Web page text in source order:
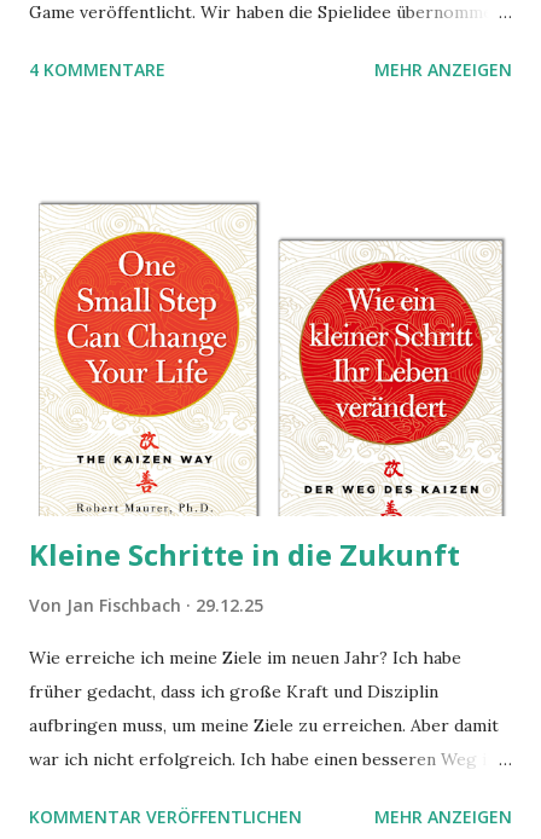
Game veröffentlicht. Wir haben die Spielidee übernommen,
benutzen wir Material aus Grzegorz Rejchtmans Ubongo-
4 KOMMENTARE MEHR ANZEIGEN
Kleine Schritte in die Zukunft
Von Jan Fischbach 29.12.25
Wie erreiche ich meine Ziele im neuen Jahr? Ich habe
früher gedacht, dass ich große Kraft und Disziplin
aufbringen muss, um meine Ziele zu erreichen. Aber damit
war ich nicht erfolgreich. Ich habe einen besseren Weg in
möchte. Darin habe ich zwei gute Begründungen gefunden,
KOMMENTAR VERÖFFENTLICHEN MEHR ANZEIGEN